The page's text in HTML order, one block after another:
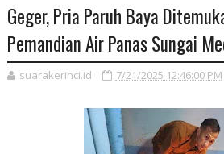
Geger, Pria Paruh Baya
Pemandian Air Panas Sungai
suarakerinci.id 7/21/2025 12:46:00 PM